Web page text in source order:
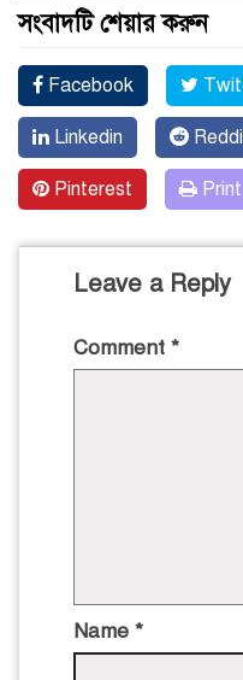
সংবাদটি শেয়ার করুন
Facebook
Linkedin
Pinterest Print
Leave a Reply
Comment *
Name *